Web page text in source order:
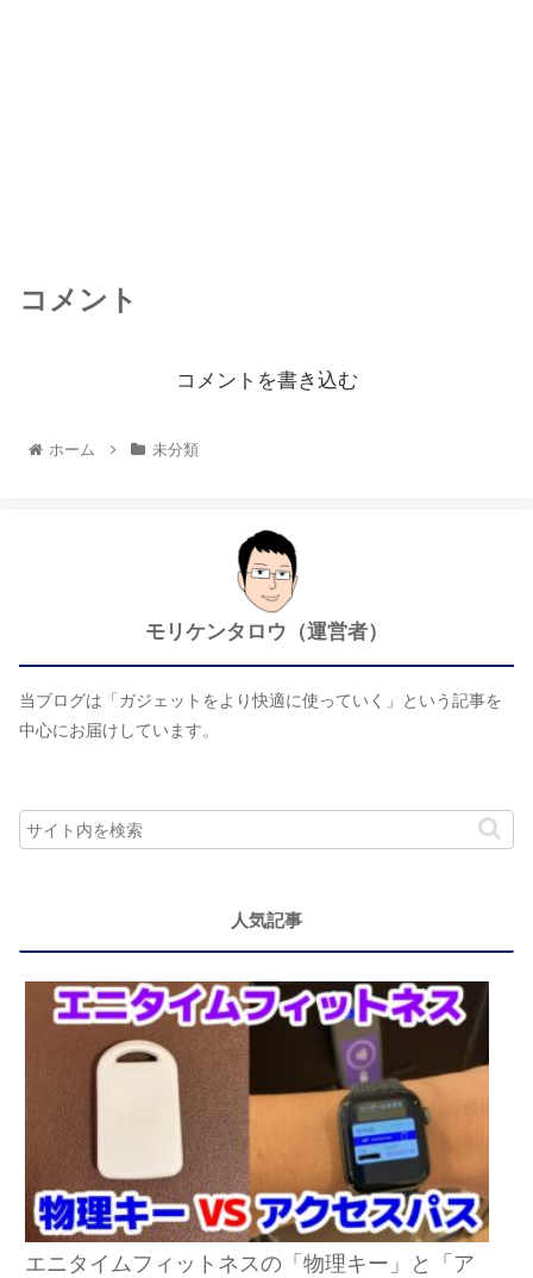
コメント
コメントを書き込む
ホーム 未分類
モリケンタロウ（運営者）
当ブログは「ガジェットをより快適に使っていく」という記事を
中心にお届けしています。
人気記事
エニタイムフィットネスの「物理キー」と「ア